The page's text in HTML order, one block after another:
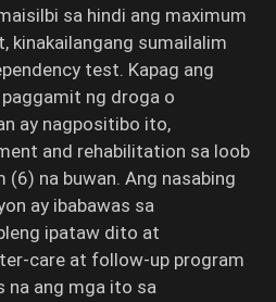
sa hindi ang maximum
kinakailangang sumailalim
test. Kapag ang
ng droga o
ay nagpositibo ito,
and rehabilitation sa loob
(6) na buwan. Ang nasabing
ay ibabawas sa
ipataw dito at
care at follow-up program
na ang mga ito sa